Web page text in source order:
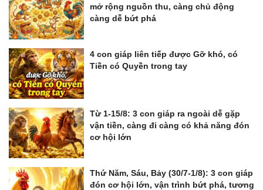
mở rộng nguồn thu, càng chủ động
càng dễ bứt phá
4 con giáp liên tiếp được Gỡ khó, có
Tiền có Quyền trong tay
Từ 1-15/8: 3 con giáp ra ngoài dễ gặp
vận tiền, càng đi càng có khả năng đón
cơ hội lớn
Thứ Năm, Sáu, Bảy (30/7-1/8): 3 con giáp
đón cơ hội lớn, vận trình bứt phá, tương